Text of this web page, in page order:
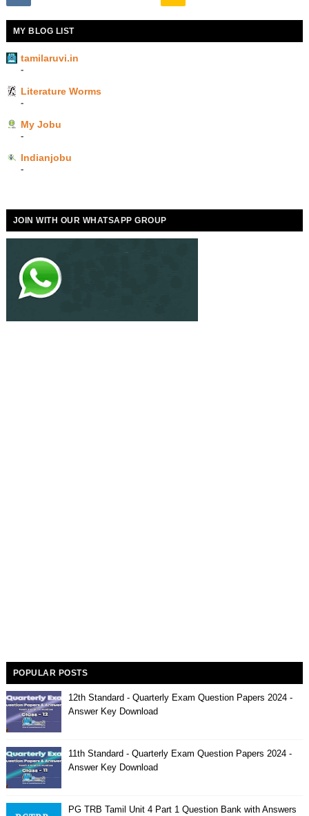
MY BLOG LIST
tamilaruvi.in
-
Literature Worms
-
My Jobu
-
Indianjobu
-
JOIN WITH OUR WHATSAPP GROUP
POPULAR POSTS
12th Standard - Quarterly Exam Question Papers 2024 -
Answer Key Download
11th Standard - Quarterly Exam Question Papers 2024 -
Answer Key Download
PG TRB Tamil Unit 4 Part 1 Question Bank with Answers